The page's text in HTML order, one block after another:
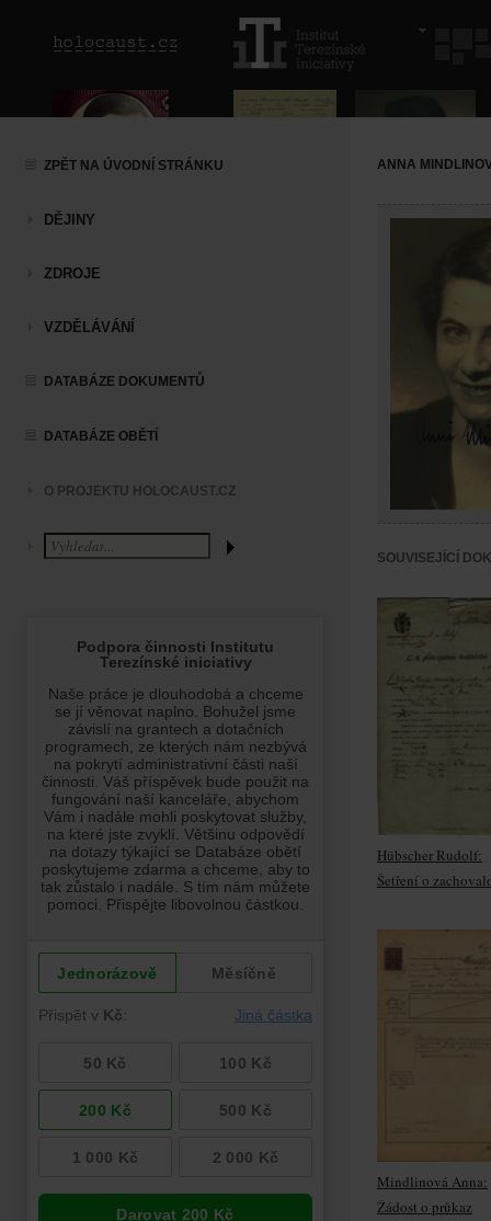
ZPĚT NA ÚVODNÍ STRÁNKU
DĚJINY
ZDROJE
VZDĚLÁVÁNÍ
DATABÁZE DOKUMENTŮ
DATABÁZE OBĚTÍ
O PROJEKTU HOLOCAUST.CZ
ANNA
SOUVISEJÍCÍ
Hübscher Rudolf:
Šetření o
Mindlinová Anna:
Žádost o průkaz